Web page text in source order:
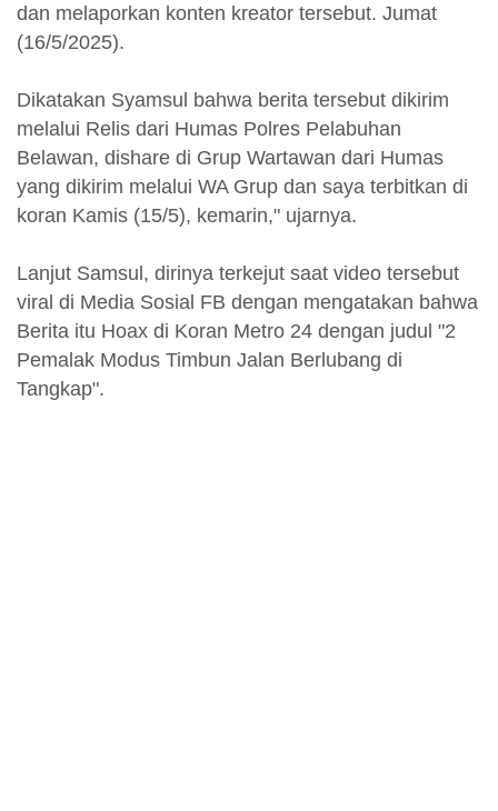
dan melaporkan konten kreator tersebut. Jumat
(16/5/2025).
Dikatakan Syamsul bahwa berita tersebut dikirim
melalui Relis dari Humas Polres Pelabuhan
Belawan, dishare di Grup Wartawan dari Humas
yang dikirim melalui WA Grup dan saya terbitkan di
koran Kamis (15/5), kemarin," ujarnya.
Lanjut Samsul, dirinya terkejut saat video tersebut
viral di Media Sosial FB dengan mengatakan bahwa
Berita itu Hoax di Koran Metro 24 dengan judul "2
Pemalak Modus Timbun Jalan Berlubang di
Tangkap".